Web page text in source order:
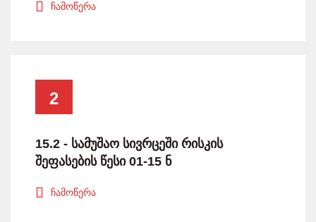
ჩამოწერა
2
15.2 - სამუშაო სივრცეში რისკის
შეფასების წესი 01-15 ნ
ჩამოწერა